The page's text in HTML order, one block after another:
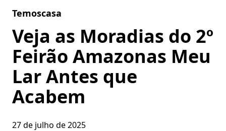
Temoscasa
Veja as Moradias do 2º
Feirão Amazonas Meu
Lar Antes que
Acabem
27 de julho de 2025